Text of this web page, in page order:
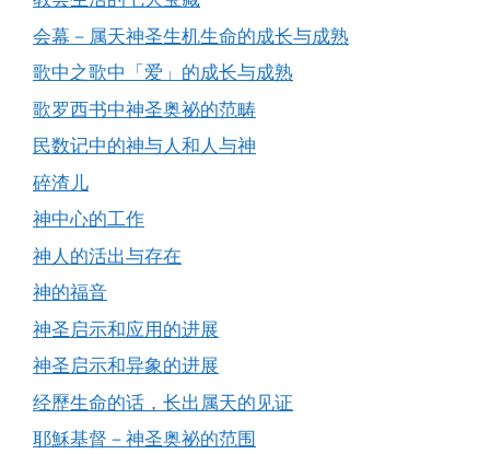
会幕－属天神圣生机生命的成长与成熟
歌中之歌中「爱」的成长与成熟
歌罗西书中神圣奥祕的范畴
民数记中的神与人和人与神
碎渣儿
神中心的工作
神人的活出与存在
神的福音
神圣启示和应用的进展
神圣启示和异象的进展
经歷生命的话，长出属天的见证
耶穌基督－神圣奥祕的范围